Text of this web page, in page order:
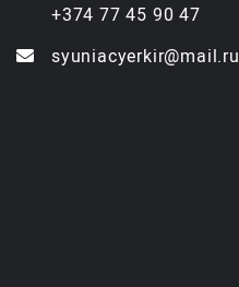
+374 77 45 90 47
syuniacyerkir@mail.ru